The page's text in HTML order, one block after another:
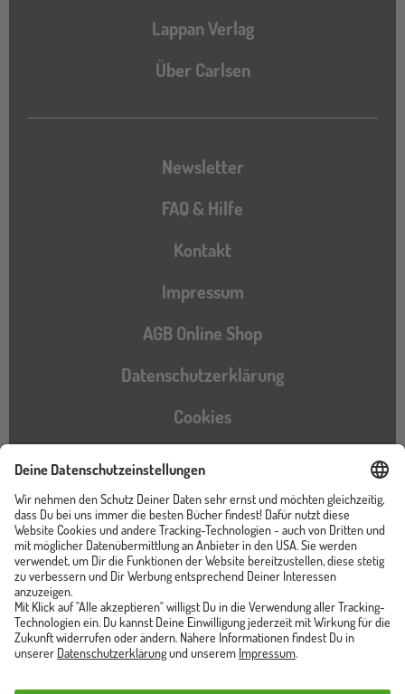
Lappan Verlag
Über Carlsen
Newsletter
FAQ & Hilfe
Kontakt
Impressum
AGB Online Shop
Datenschutzerklärung
Cookies
Barrierefreiheitserklärung
Instagram
TikTokPinterestYouTubeFacebook
Unser Shop ist von